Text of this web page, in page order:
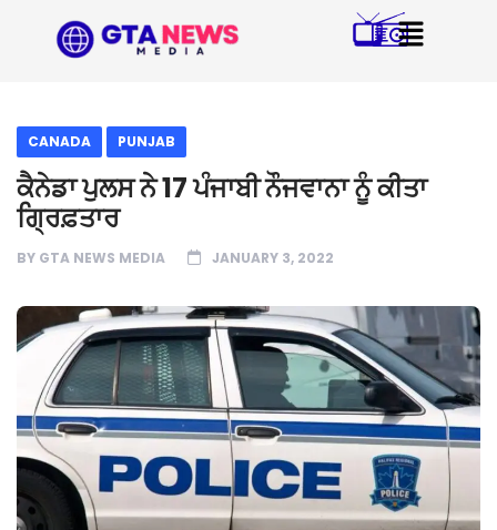
CANADA PUNJAB
ਕੈਨੇਡਾ ਪੁਲਸ ਨੇ 17 ਪੰਜਾਬੀ ਨੌਜਵਾਨਾ ਨੂੰ ਕੀਤਾ
ਗ੍ਰਿਫ਼ਤਾਰ
BY GTA NEWS MEDIA JANUARY 3, 2022